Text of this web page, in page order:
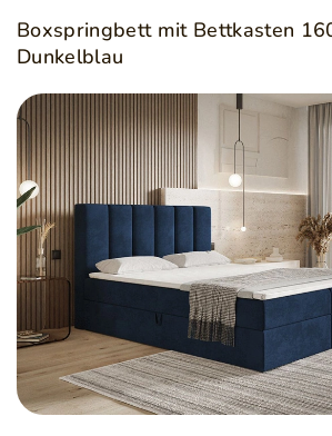
Boxspringbett mit Bettkasten
Dunkelblau